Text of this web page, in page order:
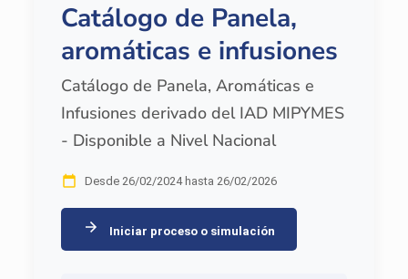
Catálogo de Panela,
aromáticas e infusiones
Catálogo de Panela, Aromáticas e
Infusiones derivado del IAD MIPYMES
- Disponible a Nivel Nacional
Desde 26/02/2024 hasta 26/02/2026
Iniciar proceso o simulación